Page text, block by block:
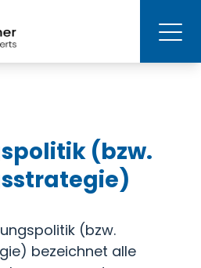
(bzw.
(bzw.
bezeichnet alle